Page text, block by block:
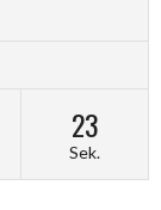
22
Sek.